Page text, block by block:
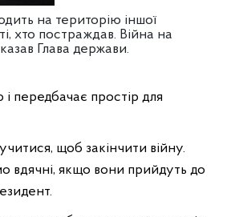
на територію іншої
хто постраждав. Війна на
Глава держави.
передбачає простір для
щоб закінчити війну.
вдячні, якщо вони прийдуть до